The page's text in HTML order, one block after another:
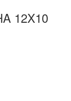
12X10